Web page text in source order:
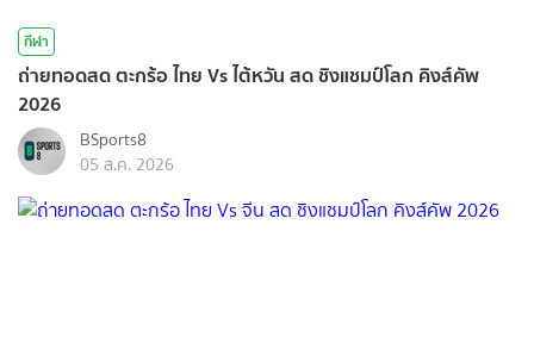
กีฬา
ถ่ายทอดสด ตะกร้อ ไทย Vs ไต้หวัน สด ชิงแชมป์โลก คิงส์คัพ
2026
BSports8
05 ส.ค. 2026